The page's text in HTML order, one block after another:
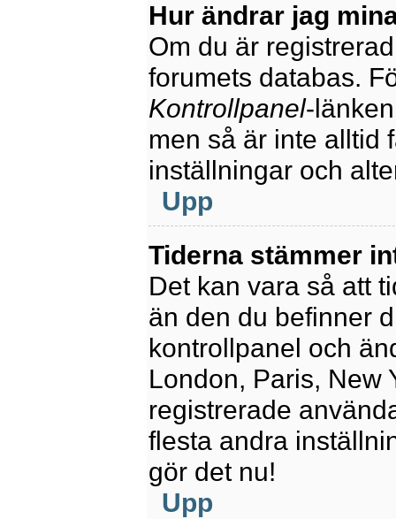
Hur ändrar jag
Om du är
forumets databas.
Kontrollpanel-
men så är inte alltid
inställningar och
Upp
Tiderna stämmer
Det kan vara så att
än den du befinner
kontrollpanel och
London, Paris, New
registrerade
flesta andra
gör det nu!
Upp